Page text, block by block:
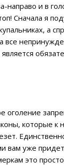
и в
я
а
все
оголение
которые к
вам уже
это